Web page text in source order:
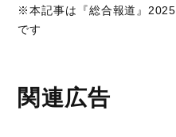
※本記事は『総合報道』
です
関連広告